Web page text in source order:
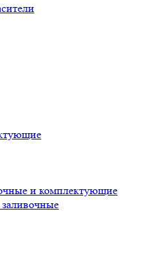
и комплектующие